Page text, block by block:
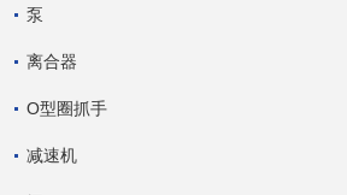
泵
离合器
O型圈抓手
减速机